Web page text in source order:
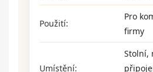
Použití:
Pro
firmy
Umístění:
Stolní,